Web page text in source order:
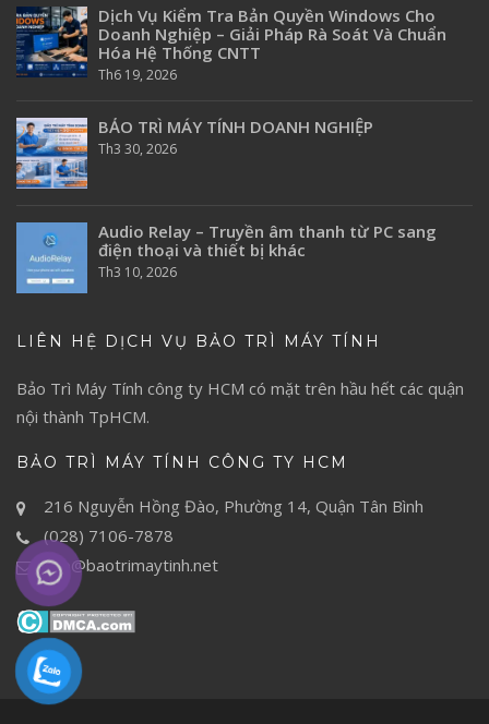
Dịch Vụ Kiểm Tra Bản Quyền Windows Cho
Doanh Nghiệp – Giải Pháp Rà Soát Và Chuẩn
Hóa Hệ Thống CNTT
Th6 19, 2026
BẢO TRÌ MÁY TÍNH DOANH NGHIỆP
Th3 30, 2026
Audio Relay – Truyền âm thanh từ PC sang
điện thoại và thiết bị khác
Th3 10, 2026
LIÊN HỆ DỊCH VỤ BẢO TRÌ MÁY TÍNH
Bảo Trì Máy Tính công ty HCM có mặt trên hầu hết các quận
nội thành TpHCM.
BẢO TRÌ MÁY TÍNH CÔNG TY HCM
216 Nguyễn Hồng Đào, Phường 14, Quận Tân Bình
(028) 7106-7878
info@baotrimaytinh.net